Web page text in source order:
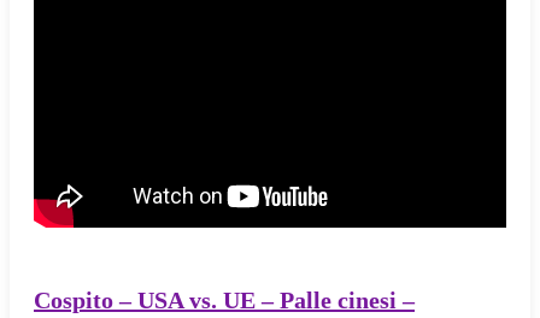
Cospito – USA vs. UE – Palle cinesi –